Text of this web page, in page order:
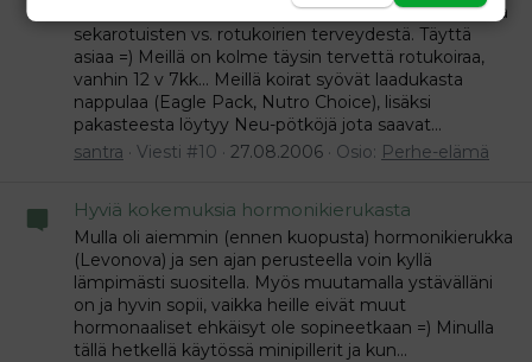
Komppaan häkkyrää ja jupidaa noissa kommenteissa
sekarotuisten vs. rotukoirien terveydestä. Täyttä
asiaa =) Meillä on kolme täysin tervettä rotukoiraa,
vanhin 12 v 7kk... Meillä koirat syövät laadukasta
nappulaa (Eagle Pack, Nutro Choice), lisäksi
pakasteesta löytyy Neu-pötköjä jota saavat...
santra
Viesti #10 27.08.2006 Osio: Perhe-elämä
Hyviä kokemuksia hormonikierukasta
Mulla oli aiemmin (ennen kuopusta) hormonikierukka
(Levonova) ja sen ajan perusteella voin kyllä
lämpimästi suositella. Myös muutamalla ystävälläni
on ja hyvin sopii, vaikka heille eivät muut
hormonaaliset ehkäisyt ole sopineetkaan =) Minulla
tällä hetkellä käytössä minipillerit ja kun...